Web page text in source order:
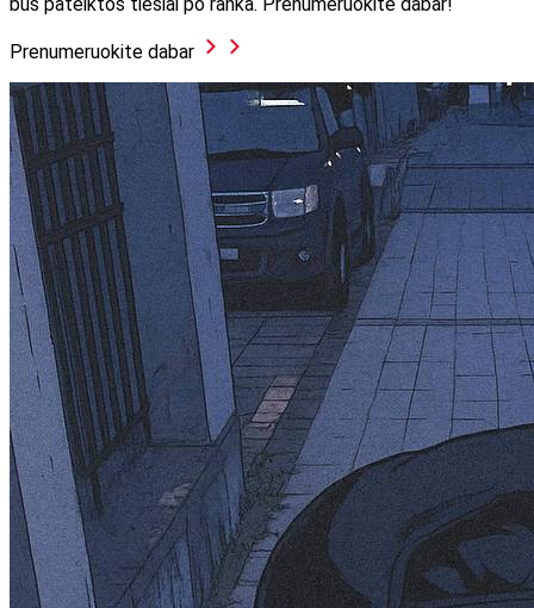
bus pateiktos tiesiai po ranka. Prenumeruokite dabar!
Prenumeruokite dabar